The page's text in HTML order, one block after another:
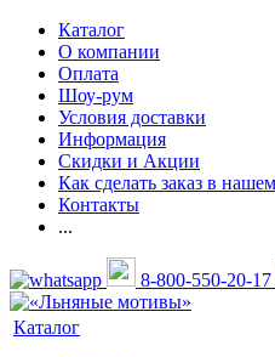
Каталог
О компании
Оплата
Шоу-рум
Условия доставки
Информация
Скидки и Акции
Как сделать заказ в
Контакты
...
8-800-550-20-17
Каталог